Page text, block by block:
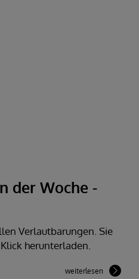
der Woche -
Verlautbarungen. Sie
herunterladen.
weiterlesen